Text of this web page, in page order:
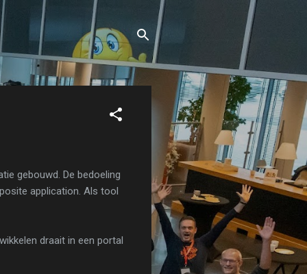
gebouwd. De bedoeling
application. Als tool
draait in een portal